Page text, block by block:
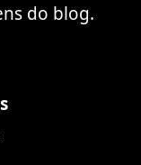
do blog.